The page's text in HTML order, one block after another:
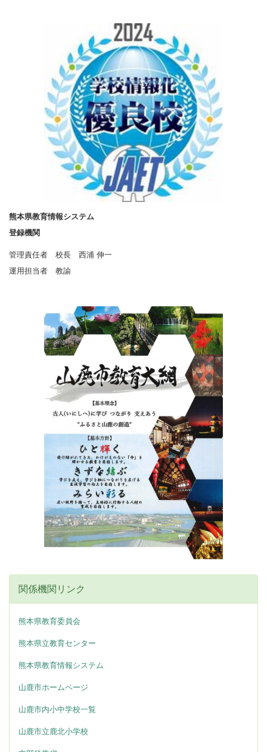
熊本県教育情報システム
登録機関
管理責任者 校長 西浦 伸一
運用担当者 教諭
関係機関リンク
熊本県教育委員会
熊本県立教育センター
熊本県教育情報システム
山鹿市ホームページ
山鹿市内小中学校一覧
山鹿市立鹿北小学校